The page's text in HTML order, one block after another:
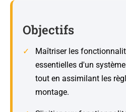
Objectifs
Maîtriser les
essentielles d'un
tout en assimilant les
montage.